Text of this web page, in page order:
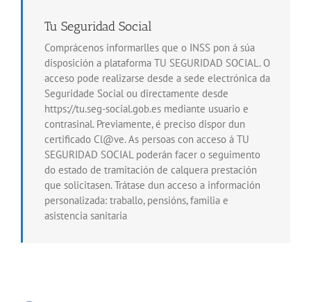
Tu Seguridad Social
Comprácenos informarlles que o INSS pon á súa
disposición a plataforma TU SEGURIDAD SOCIAL. O
acceso pode realizarse desde a sede electrónica da
Seguridade Social ou directamente desde
https://tu.seg-social.gob.es mediante usuario e
contrasinal. Previamente, é preciso dispor dun
certificado Cl@ve. As persoas con acceso á TU
SEGURIDAD SOCIAL poderán facer o seguimento
do estado de tramitación de calquera prestación
que solicitasen. Trátase dun acceso a información
personalizada: traballo, pensións, familia e
asistencia sanitaria